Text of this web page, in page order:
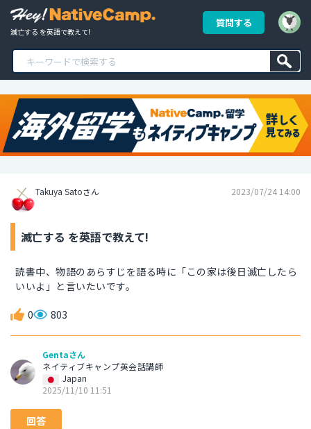
滅亡する を英語で教えて!
質問する
Takuya Satoさん 2023/07/24 14:00
滅亡する を英語で教えて!
読書中、物語のあらすじを語る時に「この家は後日滅亡したら
いいよ」と言いたいです。
0 803
Gentaさん
ネイティブキャンプ英会話講師
Japan
2025/11/10 11:51
回答